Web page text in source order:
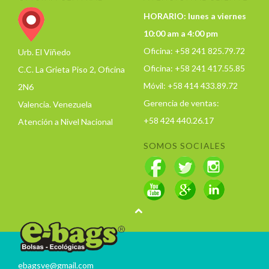
Urb. El Viñedo
C.C. La Grieta Piso 2, Oficina
2N6
Valencia. Venezuela
Atención a Nivel Nacional
HORARIO: lunes a viernes
10:00 am a 4:00 pm
Oficina: +58 241 825.79.72
Oficina: +58 241 417.55.85
Móvil: +58 414 433.89.72
Gerencia de ventas:
+58 424 440.26.17
SOMOS SOCIALES
ebagsve@gmail.com